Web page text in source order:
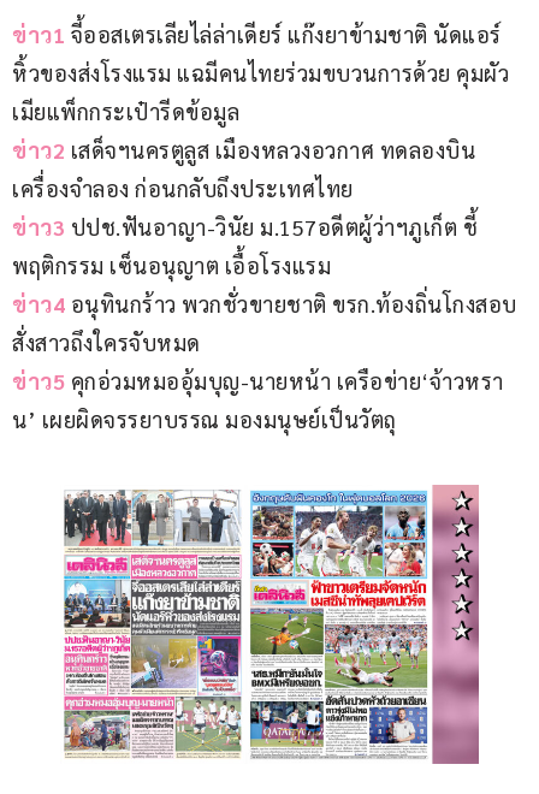
ข่าว1 จี้ออสเตรเลียไล่ล่าเดียร์ แก๊งยาข้ามชาติ นัดแอร์
หิ้วของส่งโรงแรม แฉมีคนไทยร่วมขบวนการด้วย คุมผัว
เมียแพ็กกระเป๋ารีดข้อมูล
ข่าว2 เสด็จฯนครตูลูส เมืองหลวงอวกาศ ทดลองบิน
เครื่องจำลอง ก่อนกลับถึงประเทศไทย
ข่าว3 ปปช.ฟันอาญา-วินัย ม.157อดีตผู้ว่าฯภูเก็ต ชี้
พฤติกรรม เซ็นอนุญาต เอื้อโรงแรม
ข่าว4 อนุทินกร้าว พวกชั่วขายชาติ ขรก.ท้องถิ่นโกงสอบ
สั่งสาวถึงใครจับหมด
ข่าว5 คุกอ่วมหมออุ้มบุญ-นายหน้า เครือข่าย‘จ้าวหรา
น’ เผยผิดจรรยาบรรณ มองมนุษย์เป็นวัตถุ